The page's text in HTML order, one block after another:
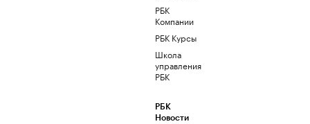
РБК
Компании
РБК Курсы
Школа
управления
РБК
РБК
Новости